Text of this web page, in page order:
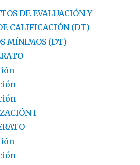
DE EVALUACIÓN Y
CALIFICACIÓN (DT)
MÍNIMOS (DT)
I